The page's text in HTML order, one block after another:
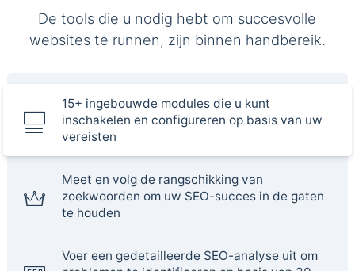
De tools die u nodig hebt om succesvolle
websites te runnen, zijn binnen handbereik.
15+ ingebouwde modules die u kunt
inschakelen en configureren op basis van uw
vereisten
Meet en volg de rangschikking van
zoekwoorden om uw SEO-succes in de gaten
te houden
Voer een gedetailleerde SEO-analyse uit om